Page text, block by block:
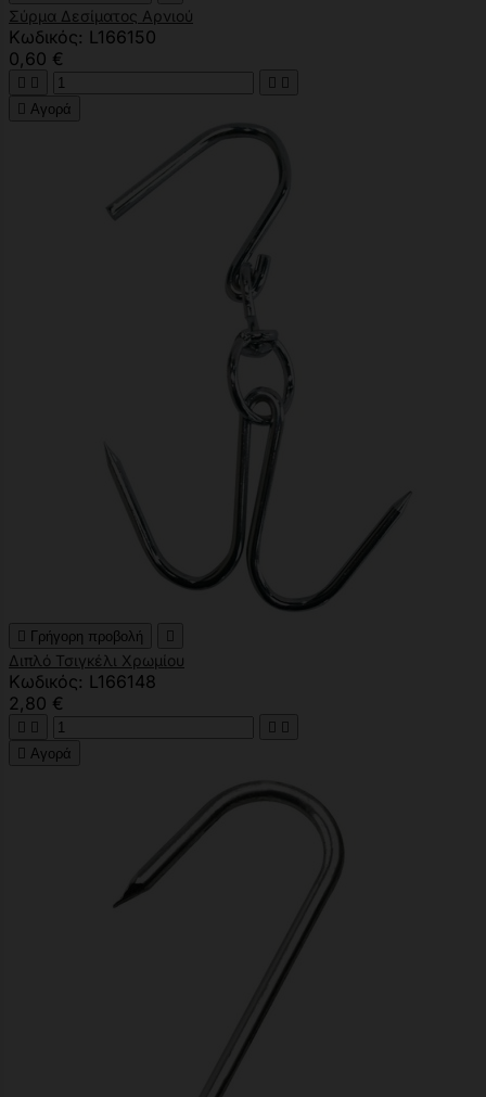
Σύρμα Δεσίματος Αρνιού
Κωδικός: L166150
0,60 €
   
 Αγορά
 Γρήγορη προβολή 
Διπλό Τσιγκέλι Χρωμίου
Κωδικός: L166148
2,80 €
   
 Αγορά